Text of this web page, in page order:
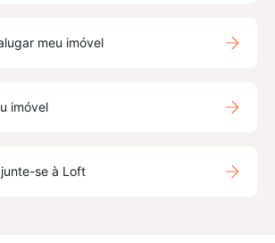
meu imóvel
imóvel
se à Loft